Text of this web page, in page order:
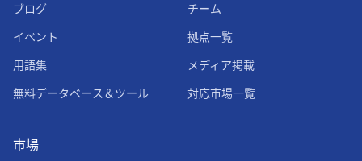
ブログ
イベント
用語集
無料データベース＆ツール
チーム
拠点一覧
メディア掲載
対応市場一覧
市場